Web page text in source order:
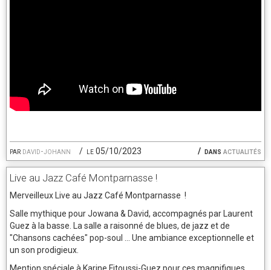
par david-johann le 05/10/2023 dans actualités
Live au Jazz Café Montparnasse !
Merveilleux Live au Jazz Café Montparnasse !
Salle mythique pour Jowana & David, accompagnés par Laurent
Guez à la basse. La salle a raisonné de blues, de jazz et de
"Chansons cachées" pop-soul ... Une ambiance exceptionnelle et
un son prodigieux.